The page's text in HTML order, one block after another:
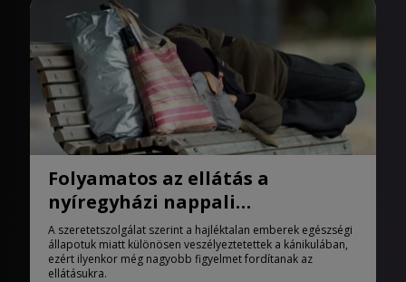
Folyamatos az ellátás a
nyíregyházi nappali
melegedőben
A szeretetszolgálat szerint a hajléktalan emberek egészségi
állapotuk miatt különösen veszélyeztetettek a kánikulában,
ezért ilyenkor még nagyobb figyelmet fordítanak az
ellátásukra.